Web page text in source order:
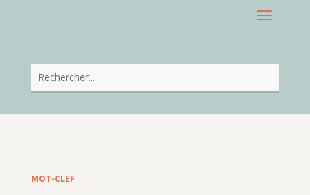
MOT-CLEF